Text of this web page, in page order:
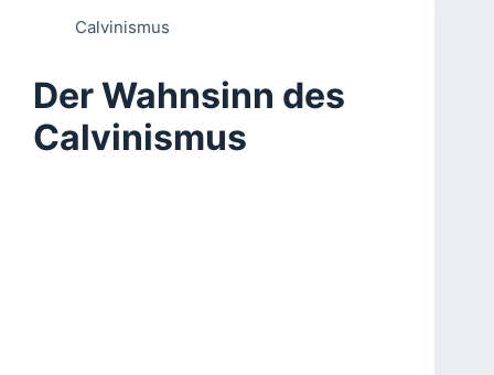
Calvinismus
Der Wahnsinn des
Calvinismus